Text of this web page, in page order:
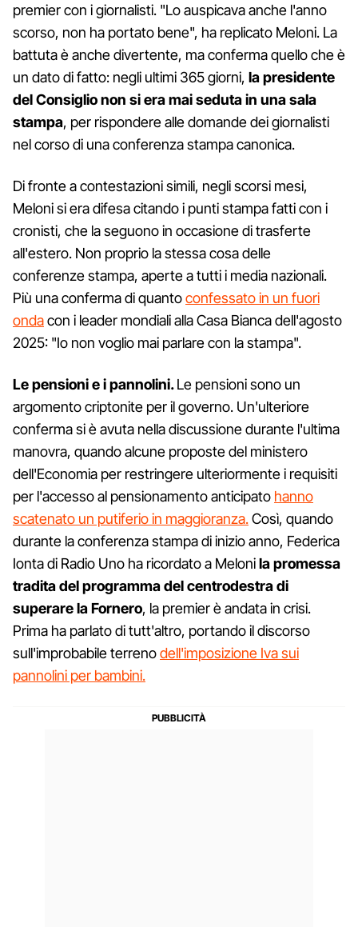
premier con i giornalisti. "Lo auspicava anche l'anno
scorso, non ha portato bene", ha replicato Meloni. La
battuta è anche divertente, ma conferma quello che è
un dato di fatto: negli ultimi 365 giorni, la presidente
del Consiglio non si era mai seduta in una sala
stampa, per rispondere alle domande dei giornalisti
nel corso di una conferenza stampa canonica.
Di fronte a contestazioni simili, negli scorsi mesi,
Meloni si era difesa citando i punti stampa fatti con i
cronisti, che la seguono in occasione di trasferte
all'estero. Non proprio la stessa cosa delle
conferenze stampa, aperte a tutti i media nazionali.
Più una conferma di quantoconfessato in un fuori
ondacon i leader mondiali alla Casa Bianca dell'agosto
2025: "Io non voglio mai parlare con la stampa".
Le pensioni e i pannolini.Le pensioni sono un
argomento criptonite per il governo. Un'ulteriore
conferma si è avuta nella discussione durante l'ultima
manovra, quando alcune proposte del ministero
dell'Economia per restringere ulteriormente i requisiti
per l'accesso al pensionamento anticipato hanno
scatenato un putiferio in maggioranza.Così, quando
durante la conferenza stampa di inizio anno, Federica
Ionta di Radio Uno ha ricordato a Melonila promessa
tradita del programma del centrodestra di
superare la Fornero, la premier è andata in crisi.
Prima ha parlato di tutt'altro, portando il discorso
sull'improbabile terrenodell'imposizione Iva sui
pannolini per bambini.